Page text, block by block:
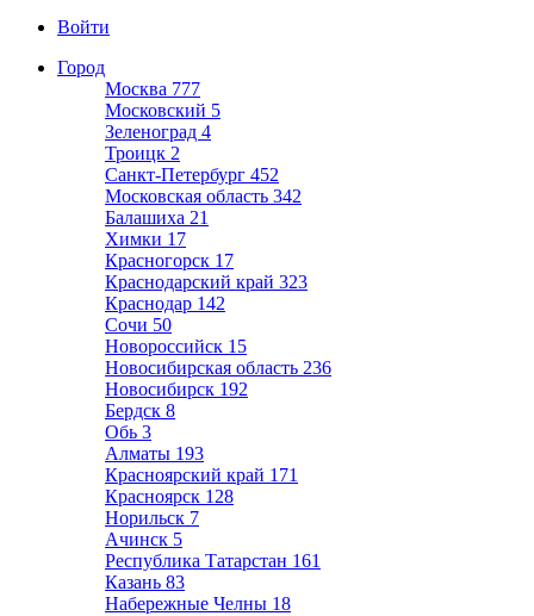
Войти
Город
Москва 777
Московский 5
Зеленоград 4
Троицк 2
Санкт-Петербург 452
Московская область 342
Балашиха 21
Химки 17
Красногорск 17
Краснодарский край 323
Краснодар 142
Сочи 50
Новороссийск 15
Новосибирская область 236
Новосибирск 192
Бердск 8
Обь 3
Алматы 193
Красноярский край 171
Красноярск 128
Норильск 7
Ачинск 5
Республика Татарстан 161
Казань 83
Набережные Челны 18